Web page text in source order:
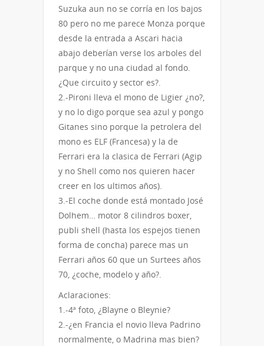
Suzuka aun no se corría en los bajos
80 pero no me parece Monza porque
desde la entrada a Ascari hacia
abajo deberían verse los arboles del
parque y no una ciudad al fondo.
¿Que circuito y sector es?.
2.-Pironi lleva el mono de Ligier ¿no?,
y no lo digo porque sea azul y pongo
Gitanes sino porque la petrolera del
mono es ELF (Francesa) y la de
Ferrari era la clasica de Ferrari (Agip
y no Shell como nos quieren hacer
creer en los ultimos años).
3.-El coche donde está montado José
Dolhem… motor 8 cilindros boxer,
publi shell (hasta los espejos tienen
forma de concha) parece mas un
Ferrari años 60 que un Surtees años
70, ¿coche, modelo y año?.
Aclaraciones:
1.-4ª foto, ¿Blayne o Bleynie?
2.-¿en Francia el novio lleva Padrino
normalmente, o Madrina mas bien?